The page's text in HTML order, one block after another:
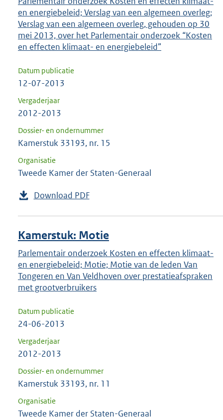
te
bevestigen.
en energiebeleid; Verslag van een algemeen overleg;
Verslag van een algemeen overleg, gehouden op 30
mei 2013, over het Parlementair onderzoek “Kosten
en effecten klimaat- en energiebeleid”
Datum publicatie
12-07-2013
Vergaderjaar
2012-2013
Dossier- en ondernummer
Kamerstuk 33193, nr. 15
Organisatie
Tweede Kamer der Staten-Generaal
Download PDF
Kamerstuk: Motie
Parlementair onderzoek Kosten en effecten klimaat-
en energiebeleid; Motie; Motie van de leden Van
Tongeren en Van Veldhoven over prestatieafspraken
met grootverbruikers
Datum publicatie
24-06-2013
Vergaderjaar
2012-2013
Dossier- en ondernummer
Kamerstuk 33193, nr. 11
Organisatie
Tweede Kamer der Staten-Generaal